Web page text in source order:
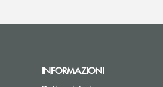
INFORMAZIONI